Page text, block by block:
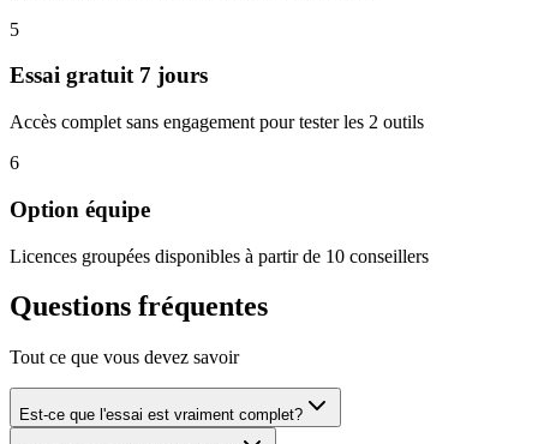
5
Essai gratuit 7 jours
Accès complet sans engagement pour tester les 2 outils
6
Option équipe
Licences groupées disponibles à partir de 10 conseillers
Questions fréquentes
Tout ce que vous devez savoir
Est-ce que l'essai est vraiment complet?